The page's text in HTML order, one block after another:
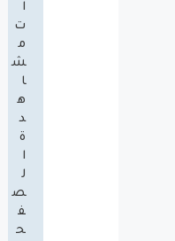
ا
ت
م
ش
ا
ه
د
ة
ا
ل
ص
ف
ح